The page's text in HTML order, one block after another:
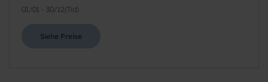
01/01 - 30/12( Tid)
Siehe Preise